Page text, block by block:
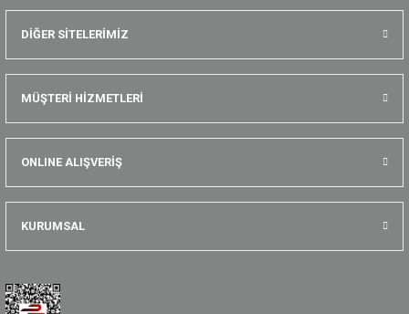
DİĞER SİTELERİMİZ
MÜŞTERİ HİZMETLERİ
ONLINE ALIŞVERİŞ
KURUMSAL